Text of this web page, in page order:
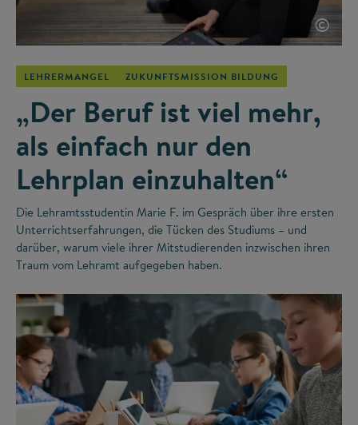
©
LEHRERMANGEL ZUKUNFTSMISSION BILDUNG
„Der Beruf ist viel mehr,
als einfach nur den
Lehrplan einzuhalten“
Die Lehramtsstudentin Marie F. im Gespräch über ihre ersten
Unterrichtserfahrungen, die Tücken des Studiums – und
darüber, warum viele ihrer Mitstudierenden inzwischen ihren
Traum vom Lehramt aufgegeben haben.